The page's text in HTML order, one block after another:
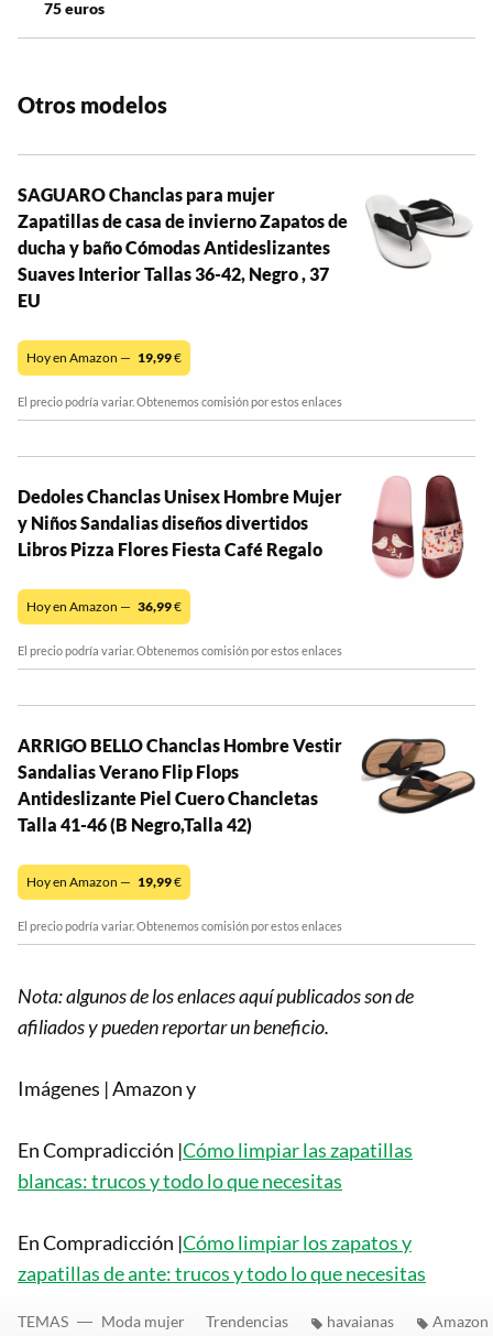
75 euros
Otros modelos
SAGUARO Chanclas para mujer
Zapatillas de casa de invierno Zapatos de
ducha y baño Cómodas Antideslizantes
Suaves Interior Tallas 36-42, Negro , 37
EU
Hoy en Amazon — 19,99€
El precio podría variar. Obtenemos comisión por estos enlaces
Dedoles Chanclas Unisex Hombre Mujer
y Niños Sandalias diseños divertidos
Libros Pizza Flores Fiesta Café Regalo
Hoy en Amazon — 36,99€
El precio podría variar. Obtenemos comisión por estos enlaces
ARRIGO BELLO Chanclas Hombre Vestir
Sandalias Verano Flip Flops
Antideslizante Piel Cuero Chancletas
Talla 41-46 (B Negro,Talla 42)
Hoy en Amazon — 19,99€
El precio podría variar. Obtenemos comisión por estos enlaces
Nota: algunos de los enlaces aquí publicados son de
afiliados y pueden reportar un beneficio.
Imágenes | Amazon y
En Compradicción |Cómo limpiar las zapatillas
blancas: trucos y todo lo que necesitas
En Compradicción |Cómo limpiar los zapatos y
zapatillas de ante: trucos y todo lo que necesitas
TEMAS Moda mujer Trendencias havaianas Amazon